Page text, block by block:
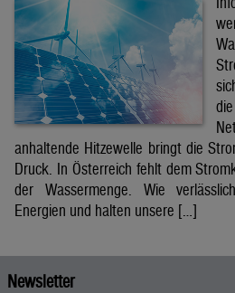
anhaltende Hitzewelle bringt die
Druck. In Österreich fehlt dem
der Wassermenge. Wie
Energien und halten unsere […]
Newsletter